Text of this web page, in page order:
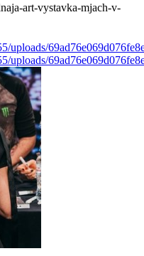
art-vystavka-mjach-v-
uploads/
uploads/